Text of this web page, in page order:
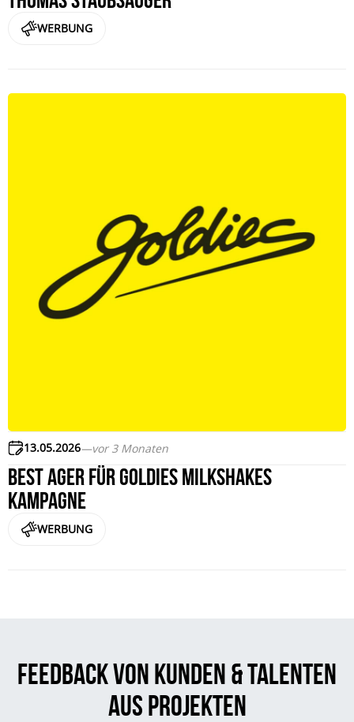
WERBUNG
13.05.2026—vor 3 Monaten
Best Ager für Goldies Milkshakes
Kampagne
WERBUNG
Feedback von Kunden & Talenten
aus Projekten